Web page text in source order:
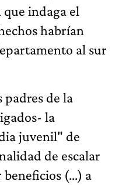
que indaga el
habrían
al sur
padres de la
la
juvenil" de
de escalar
(...) a